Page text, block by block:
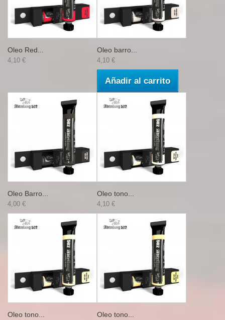
Oleo Red...
4,10 €
Oleo barro...
4,10 €
Añadir al carrito
Oleo Barro...
4,00 €
Oleo tono...
4,10 €
Oleo tono... Oleo tono...